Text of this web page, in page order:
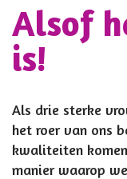
Alsof
is!
Als drie sterke
het roer van ons
kwaliteiten
manier waarop